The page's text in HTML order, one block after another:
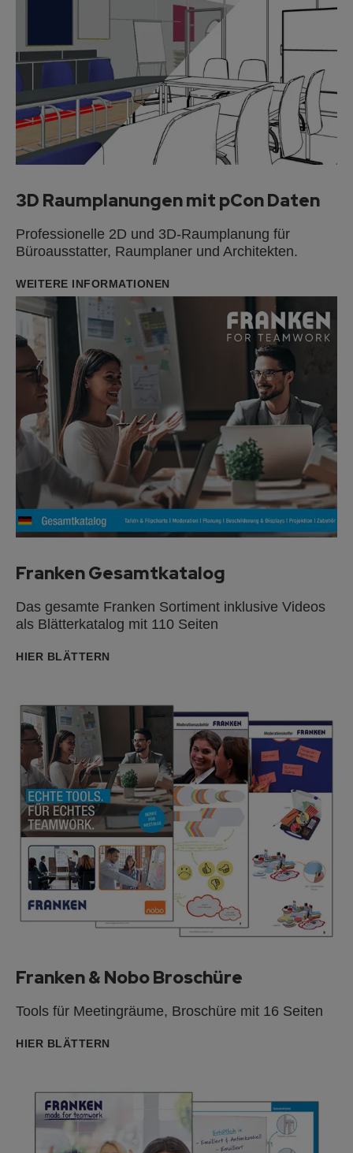
3D Raumplanungen mit pCon Daten
Professionelle 2D und 3D-Raumplanung für
Büroausstatter, Raumplaner und Architekten.
WEITERE INFORMATIONEN
Franken Gesamtkatalog
Das gesamte Franken Sortiment inklusive Videos
als Blätterkatalog mit 110 Seiten
HIER BLÄTTERN
Franken & Nobo Broschüre
Tools für Meetingräume, Broschüre mit 16 Seiten
HIER BLÄTTERN